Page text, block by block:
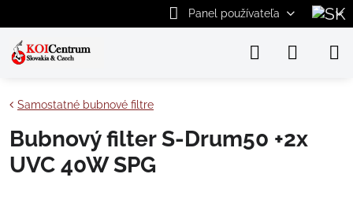
Panel používateľa
Samostatné bubnové filtre
Bubnový filter S-Drum50 +2x
UVC 40W SPG